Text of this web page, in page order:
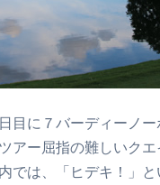
目に７バーディーノ
アー屈指の難しいク
では、「ヒデキ！」